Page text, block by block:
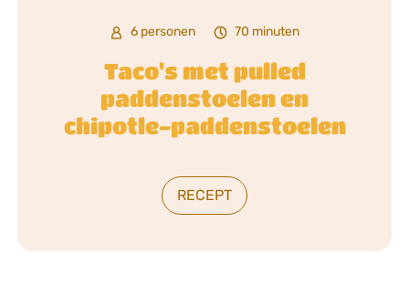
6 personen 70 minuten
Taco's met pulled
paddenstoelen en
chipotle-paddenstoelen
RECEPT